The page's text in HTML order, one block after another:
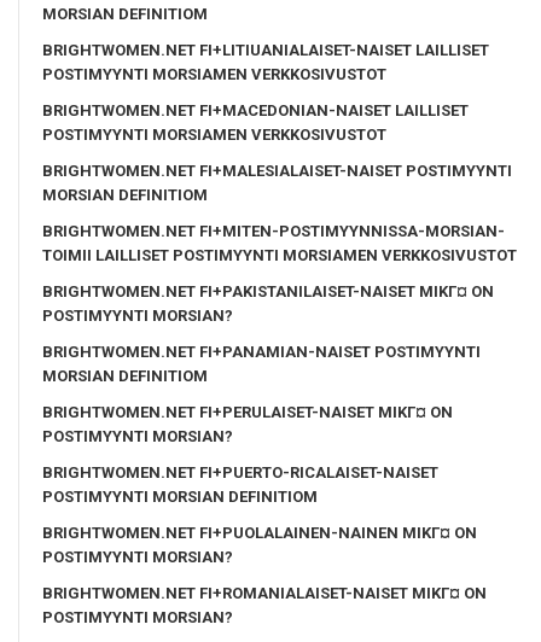
MORSIAN DEFINITIOM
BRIGHTWOMEN.NET FI+LITIUANIALAISET-NAISET LAILLISET
POSTIMYYNTI MORSIAMEN VERKKOSIVUSTOT
BRIGHTWOMEN.NET FI+MACEDONIAN-NAISET LAILLISET
POSTIMYYNTI MORSIAMEN VERKKOSIVUSTOT
BRIGHTWOMEN.NET FI+MALESIALAISET-NAISET POSTIMYYNTI
MORSIAN DEFINITIOM
BRIGHTWOMEN.NET FI+MITEN-POSTIMYYNNISSA-MORSIAN-
TOIMII LAILLISET POSTIMYYNTI MORSIAMEN VERKKOSIVUSTOT
BRIGHTWOMEN.NET FI+PAKISTANILAISET-NAISET MIKГ¤ ON
POSTIMYYNTI MORSIAN?
BRIGHTWOMEN.NET FI+PANAMIAN-NAISET POSTIMYYNTI
MORSIAN DEFINITIOM
BRIGHTWOMEN.NET FI+PERULAISET-NAISET MIKГ¤ ON
POSTIMYYNTI MORSIAN?
BRIGHTWOMEN.NET FI+PUERTO-RICALAISET-NAISET
POSTIMYYNTI MORSIAN DEFINITIOM
BRIGHTWOMEN.NET FI+PUOLALAINEN-NAINEN MIKГ¤ ON
POSTIMYYNTI MORSIAN?
BRIGHTWOMEN.NET FI+ROMANIALAISET-NAISET MIKГ¤ ON
POSTIMYYNTI MORSIAN?